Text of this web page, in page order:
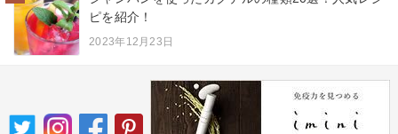
ピを紹介！
2023年12月23日